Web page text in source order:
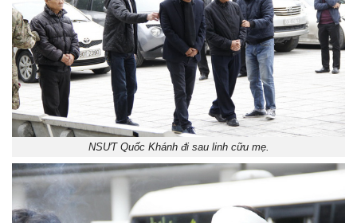
NSƯT Quốc Khánh đi sau linh cữu mẹ.